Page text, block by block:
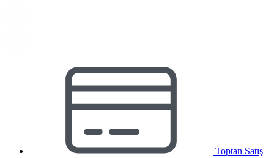
Toptan Satış